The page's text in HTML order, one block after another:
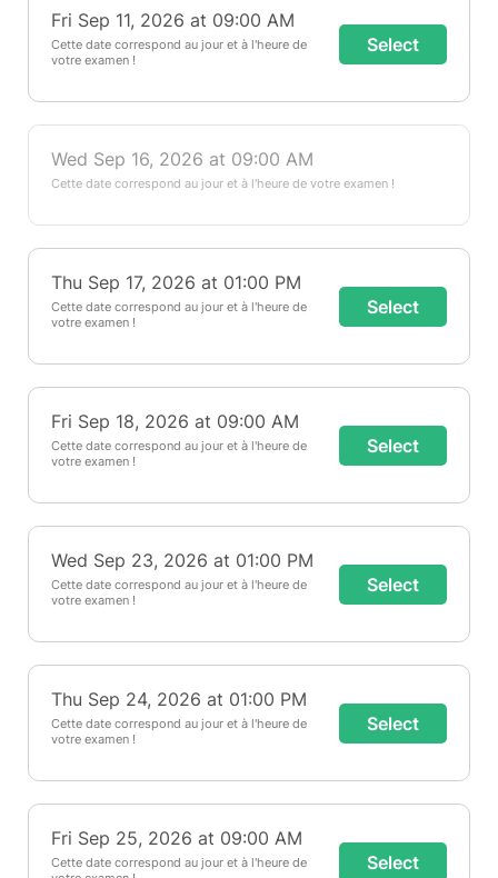
Fri Sep 11, 2026 at 09:00 AM
Cette date correspond au jour et à l'heure de
votre examen !
Select
Wed Sep 16, 2026 at 09:00 AM
Cette date correspond au jour et à l'heure de votre examen !
Thu Sep 17, 2026 at 01:00 PM
Cette date correspond au jour et à l'heure de
votre examen !
Select
Fri Sep 18, 2026 at 09:00 AM
Cette date correspond au jour et à l'heure de
votre examen !
Select
Wed Sep 23, 2026 at 01:00 PM
Cette date correspond au jour et à l'heure de
votre examen !
Select
Thu Sep 24, 2026 at 01:00 PM
Cette date correspond au jour et à l'heure de
votre examen !
Select
Fri Sep 25, 2026 at 09:00 AM
Cette date correspond au jour et à l'heure de
Select